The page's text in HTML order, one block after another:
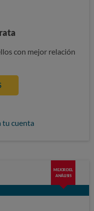
con mejor relación
tu cuenta
MEJOR DEL
ANÁLISIS